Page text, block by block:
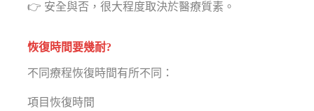
👉 安全與否，很大程度取決於醫療質素。
恢復時間要幾耐?
不同療程恢復時間有所不同：
項目恢復時間